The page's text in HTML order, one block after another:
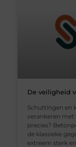
De veiligheid
Schuttingen en
verankeren met
precies?
de klassieke
extreem sterk